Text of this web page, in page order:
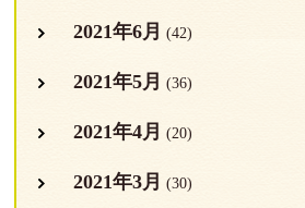
2021年6月 (42)
2021年5月 (36)
2021年4月 (20)
2021年3月 (30)